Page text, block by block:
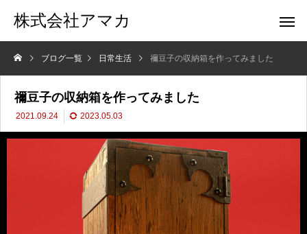
株式会社アマカ
ブログ一覧 日常生活 禰豆子の収納箱を作ってみました
禰豆子の収納箱を作ってみました
2021.09.24 2023.05.03